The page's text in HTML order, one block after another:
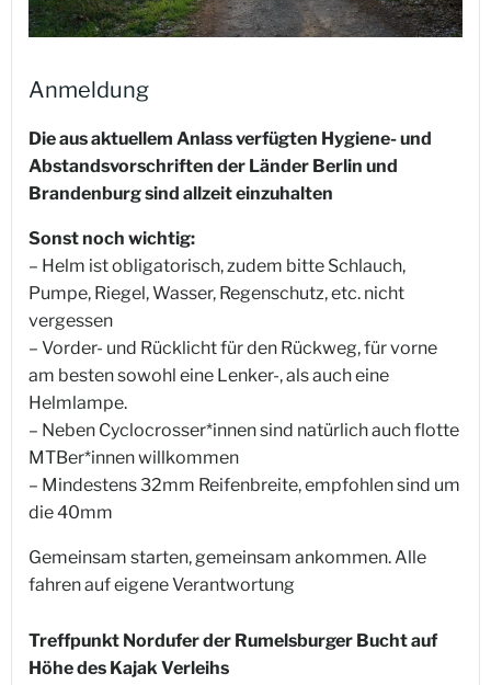
Anmeldung
Die aus aktuellem Anlass verfügten Hygiene- und
Abstandsvorschriften der Länder Berlin und
Brandenburg sind allzeit einzuhalten
Sonst noch wichtig:
– Helm ist obligatorisch, zudem bitte Schlauch,
Pumpe, Riegel, Wasser, Regenschutz, etc. nicht
vergessen
– Vorder- und Rücklicht für den Rückweg, für vorne
am besten sowohl eine Lenker-, als auch eine
Helmlampe.
– Neben Cyclocrosser*innen sind natürlich auch flotte
MTBer*innen willkommen
– Mindestens 32mm Reifenbreite, empfohlen sind um
die 40mm
Gemeinsam starten, gemeinsam ankommen. Alle
fahren auf eigene Verantwortung
Treffpunkt Nordufer der Rumelsburger Bucht auf
Höhe des Kajak Verleihs